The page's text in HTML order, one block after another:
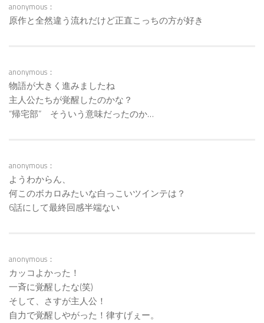
anonymous：
原作と全然違う流れだけど正直こっちの方が好き
anonymous：
物語が大きく進みましたね
主人公たちが覚醒したのかな？
“帰宅部” そういう意味だったのか…
anonymous：
ようわからん、
何このボカロみたいな白っこいツインテは？
6話にして最終回感半端ない
anonymous：
カッコよかった！
一斉に覚醒したな(笑)
そして、さすが主人公！
自力で覚醒しやがった！律すげぇー。